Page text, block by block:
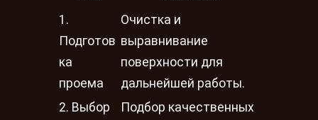
1.
Подготов
ка
проема
Очистка и
выравнивание
поверхности для
дальнейшей работы.
2. Выбор
Подбор качественных